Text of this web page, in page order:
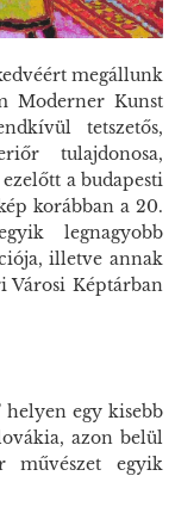
megállunk
Moderner Kunst
tetszetős,
tulajdonosa,
a budapesti
korábban a 20.
legnagyobb
illetve annak
Városi Képtárban
helyen egy kisebb
azon belül
művészet egyik